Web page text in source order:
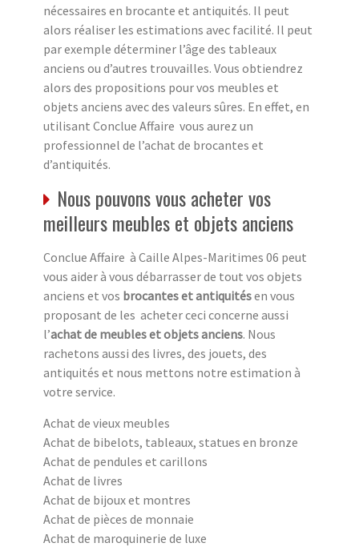
nécessaires en brocante et antiquités. Il peut
alors réaliser les estimations avec facilité. Il peut
par exemple déterminer l’âge des tableaux
anciens ou d’autres trouvailles. Vous obtiendrez
alors des propositions pour vos meubles et
objets anciens avec des valeurs sûres. En effet, en
utilisant Conclue Affaire vous aurez un
professionnel de l’achat de brocantes et
d’antiquités.
Nous pouvons vous acheter vos
meilleurs meubles et objets anciens
Conclue Affaire à Caille Alpes-Maritimes 06 peut
vous aider à vous débarrasser de tout vos objets
anciens et vos brocantes et antiquitésen vous
proposant de les acheter ceci concerne aussi
l’achat de meubles et objets anciens. Nous
rachetons aussi des livres, des jouets, des
antiquités et nous mettons notre estimation à
votre service.
Achat de vieux meubles
Achat de bibelots, tableaux, statues en bronze
Achat de pendules et carillons
Achat de livres
Achat de bijoux et montres
Achat de pièces de monnaie
Achat de maroquinerie de luxe